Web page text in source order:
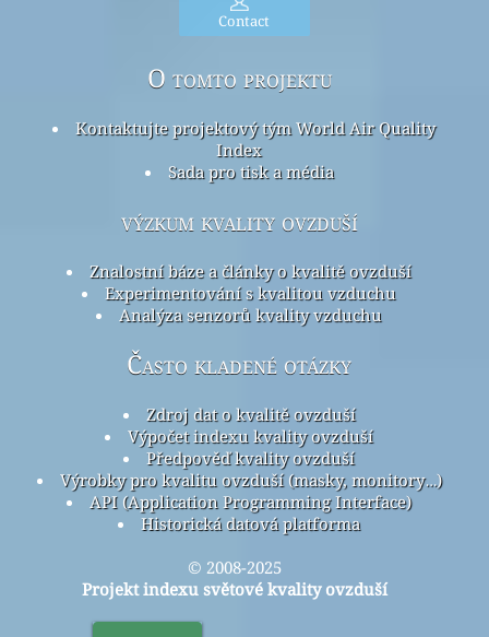
Contact
O tomto projektu
Kontaktujte projektový tým World Air Quality
Index
Sada pro tisk a média
výzkum kvality ovzduší
Znalostní báze a články o kvalitě ovzduší
Experimentování s kvalitou vzduchu
Analýza senzorů kvality vzduchu
Často kladené otázky
Zdroj dat o kvalitě ovzduší
Výpočet indexu kvality ovzduší
Předpověď kvality ovzduší
Výrobky pro kvalitu ovzduší (masky, monitory…)
API (Application Programming Interface)
Historická datová platforma
© 2008-2025
Projekt indexu světové kvality ovzduší